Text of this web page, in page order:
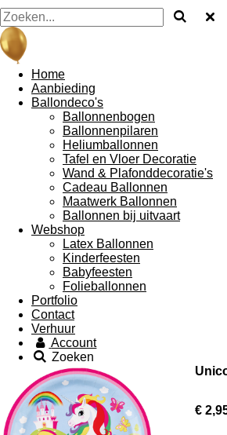
Home
Aanbieding
Ballondeco's
Ballonnenbogen
Ballonnenpilaren
Heliumballonnen
Tafel en Vloer Decoratie
Wand & Plafonddecoratie's
Cadeau Ballonnen
Maatwerk Ballonnen
Ballonnen bij uitvaart
Webshop
Latex Ballonnen
Kinderfeesten
Babyfeesten
Folieballonnen
Portfolio
Contact
Verhuur
Account
Zoeken
€